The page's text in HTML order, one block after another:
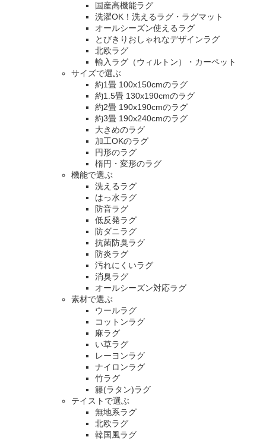
国産高機能ラグ
洗濯OK！洗えるラグ・ラグマット
オールシーズン使えるラグ
とびきりおしゃれなデザインラグ
北欧ラグ
輸入ラグ（ウィルトン）・カーペット
サイズで選ぶ
約1畳 100x150cmのラグ
約1.5畳 130x190cmのラグ
約2畳 190x190cmのラグ
約3畳 190x240cmのラグ
大きめのラグ
加工OKのラグ
円形のラグ
楕円・変形のラグ
機能で選ぶ
洗えるラグ
はっ水ラグ
防音ラグ
低反発ラグ
防ダニラグ
抗菌防臭ラグ
防炎ラグ
汚れにくいラグ
消臭ラグ
オールシーズン対応ラグ
素材で選ぶ
ウールラグ
コットンラグ
麻ラグ
い草ラグ
レーヨンラグ
ナイロンラグ
竹ラグ
籐(ラタン)ラグ
テイストで選ぶ
無地系ラグ
北欧ラグ
韓国風ラグ